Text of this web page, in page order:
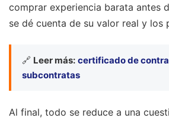
comprar experiencia barata antes
se dé cuenta de su valor real y los
🔗 Leer más: certificado de
subcontratas
Al final, todo se reduce a una